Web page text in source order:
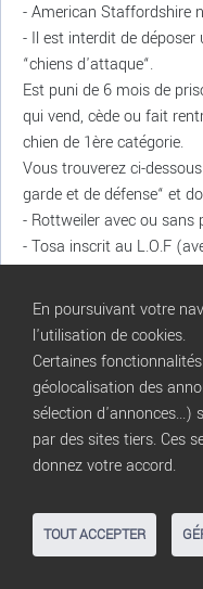
- American Staffordshire
- Il est interdit de
“chiens d'attaque“.
Est puni de 6 mois de
qui vend, cède ou fait
chien de 1ère catégorie.
Vous trouverez ci-
garde et de défense“ et
- Rottweiler avec ou sans
- Tosa inscrit au L.O.F
- American Staffordshire
- Dogue de Bordeaux
- Staffordshire Terrier
Vous ne devez mettre à
le territoire français.
Sont également interdits
trophées de chasse
International des
menacées d'extinction
En poursuivant votre
l'utilisation de cookies.
Certaines
géolocalisation des
sélection d'annonces...)
par des sites tiers. Ces
donnez votre accord.
TOUT ACCEPTER